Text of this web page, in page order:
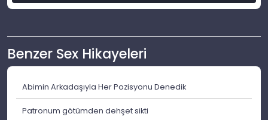
Benzer Sex Hikayeleri
Abimin Arkadaşıyla Her Pozisyonu Denedik
Patronum götümden dehşet sikti